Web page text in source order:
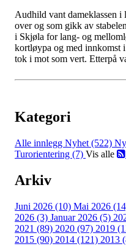
Audhild vant dameklassen i
over og som gikk av
i Skjøla for lang- og
kortløypa og med innkomst
tok i mot som vert. Etterpå
Kategori
Alle innlegg Nyhet (522)
Turorientering (7) Vis alle
Arkiv
Juni 2026 (10) Mai 2026
2026 (3) Januar 2026 (5)
2021 (89) 2020 (97) 2019
2015 (90) 2014 (121) 2013